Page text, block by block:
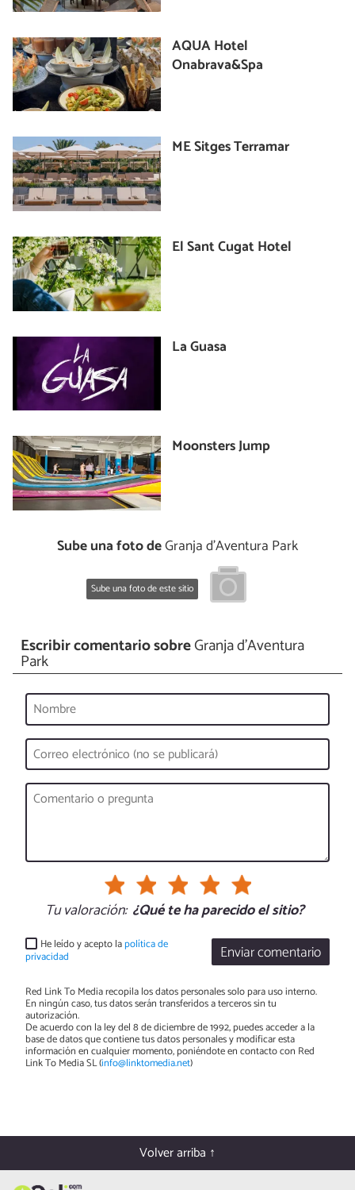
AQUA Hotel
Onabrava&Spa
ME Sitges Terramar
El Sant Cugat Hotel
La Guasa
Moonsters Jump
Sube una foto deGranja d'Aventura Park
Sube una foto de este sitio
Escribir comentario sobreGranja d'Aventura
Park
Tu valoración: ¿Qué te ha parecido el sitio?
Enviar comentario
He leído y acepto lapolítica de
privacidad
Red Link To Media recopila los datos personales solo para uso interno.
En ningún caso, tus datos serán transferidos a terceros sin tu
autorización.
De acuerdo con la ley del 8 de diciembre de 1992, puedes acceder a la
base de datos que contiene tus datos personales y modificar esta
información en cualquier momento, poniéndote en contacto con Red
Link To Media SL (info@linktomedia.net)
Volver arriba ↑